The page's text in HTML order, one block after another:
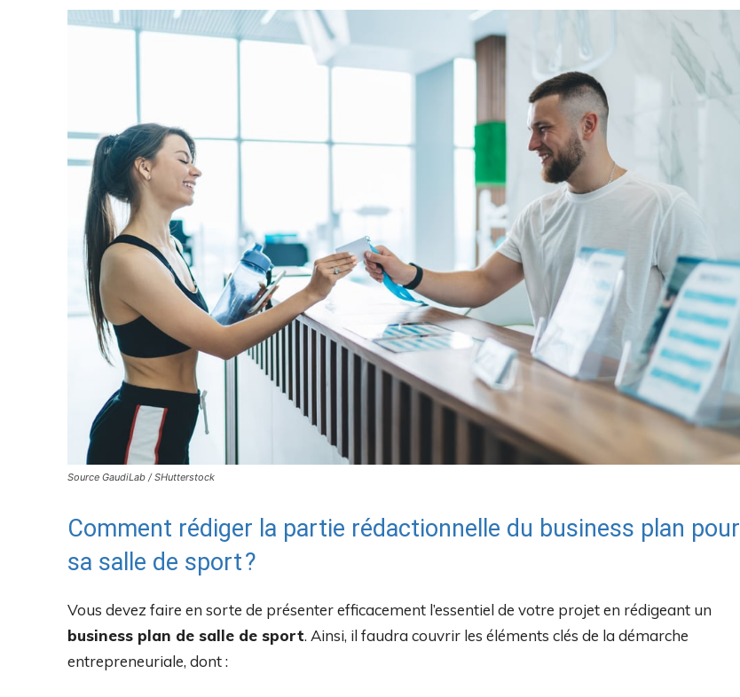
Source GaudiLab / SHutterstock
Comment rédiger la partie rédactionnelle du business plan pour
sa salle de sport ?
Vous devez faire en sorte de présenter efficacement l’essentiel de votre projet en rédigeant un
business plan de salle de sport. Ainsi, il faudra couvrir les éléments clés de la démarche
entrepreneuriale, dont :